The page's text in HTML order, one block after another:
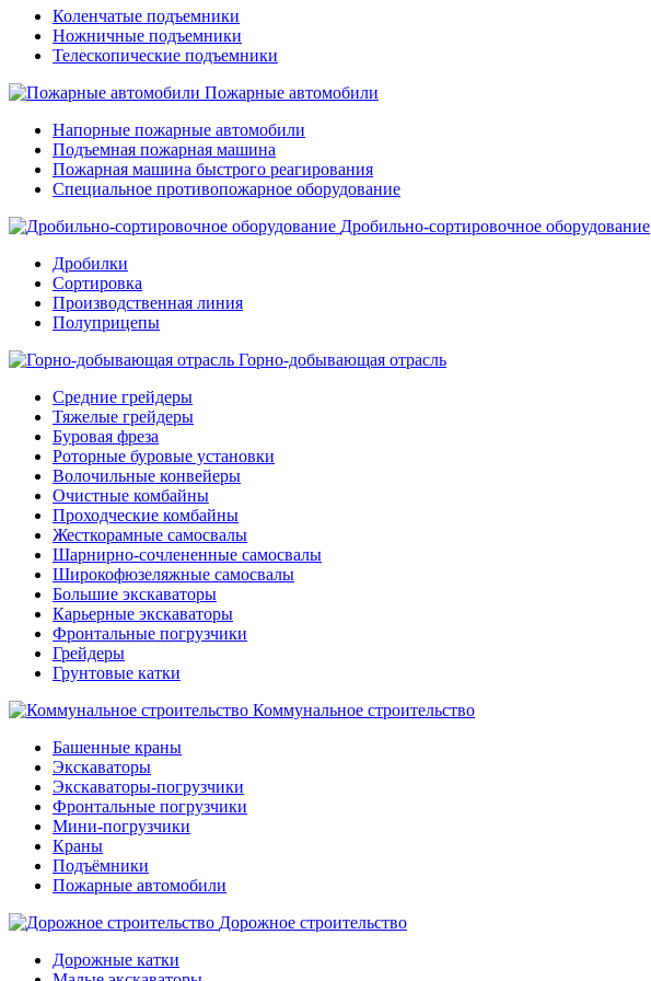
Коленчатые подъемники
Ножничные подъемники
Телескопические подъемники
Пожарные автомобили
Напорные пожарные автомобили
Подъемная пожарная машина
Пожарная машина быстрого реагирования
Специальное противопожарное оборудование
Дробильно-сортировочное оборудование
Дробилки
Сортировка
Производственная линия
Полуприцепы
Горно-добывающая отрасль
Средние грейдеры
Тяжелые грейдеры
Буровая фреза
Роторные буровые установки
Волочильные конвейеры
Очистные комбайны
Проходческие комбайны
Жесткорамные самосвалы
Шарнирно-сочлененные самосвалы
Широкофюзеляжные самосвалы
Большие экскаваторы
Карьерные экскаваторы
Фронтальные погрузчики
Грейдеры
Грунтовые катки
Коммунальное строительство
Башенные краны
Экскаваторы
Экскаваторы-погрузчики
Фронтальные погрузчики
Мини-погрузчики
Краны
Подъёмники
Пожарные автомобили
Дорожное строительство
Дорожные катки